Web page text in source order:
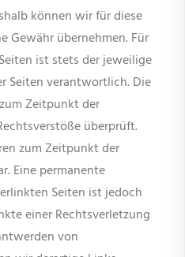
können wir für diese
Gewähr übernehmen. Für
ist stets der jeweilige
Seiten verantwortlich. Die
Zeitpunkt der
überprüft.
zum Zeitpunkt der
Eine permanente
Seiten ist jedoch
einer Rechtsverletzung
von